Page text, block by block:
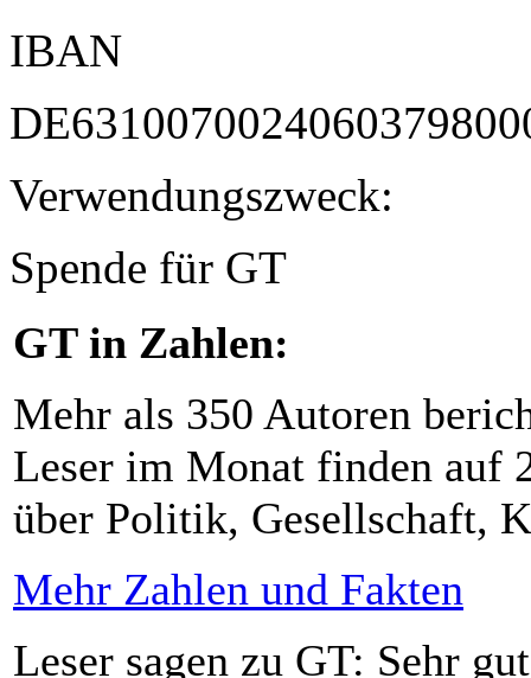
IBAN
Verwendungszweck:
Spende für GT
GT in Zahlen:
Mehr als 350 Autoren
Leser im Monat finden auf
über Politik, Gesellschaft,
Mehr Zahlen und Fakten
Leser sagen zu GT: Sehr